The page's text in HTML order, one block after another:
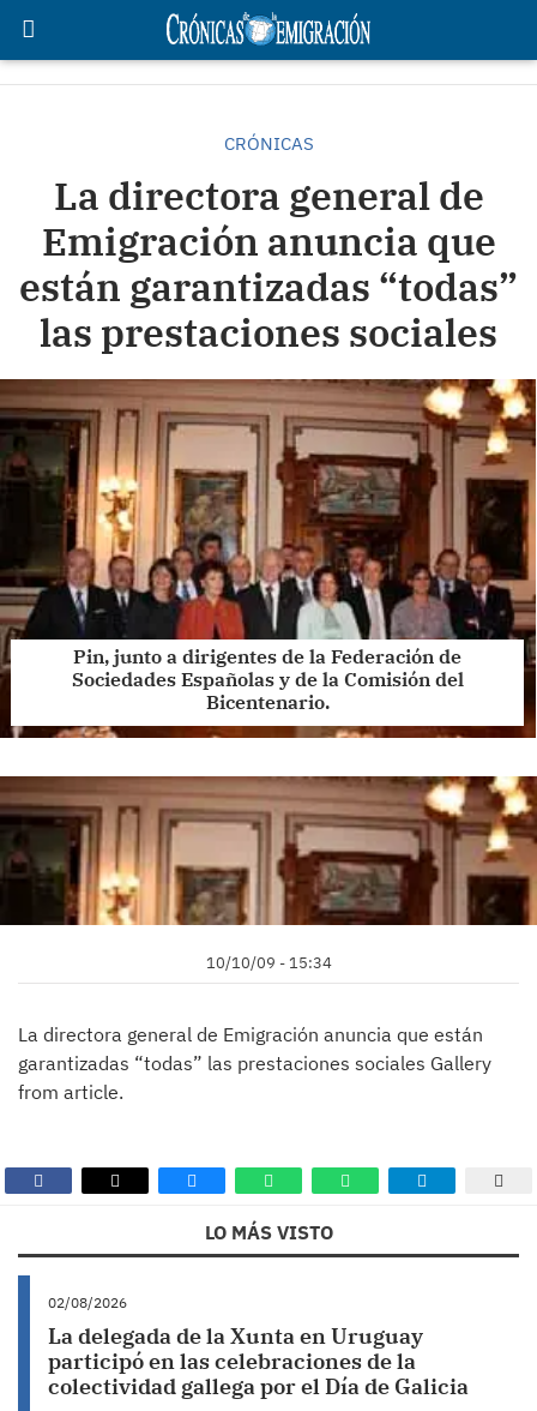
CRÓNICAS
La directora general de
Emigración anuncia que
están garantizadas “todas”
las prestaciones sociales
Pin, junto a dirigentes de la Federación de
Sociedades Españolas y de la Comisión del
Bicentenario.
10/10/09 - 15:34
La directora general de Emigración anuncia que están
garantizadas “todas” las prestaciones sociales Gallery
from article.
LO MÁS VISTO
02/08/2026
La delegada de la Xunta en Uruguay
participó en las celebraciones de la
colectividad gallega por el Día de Galicia